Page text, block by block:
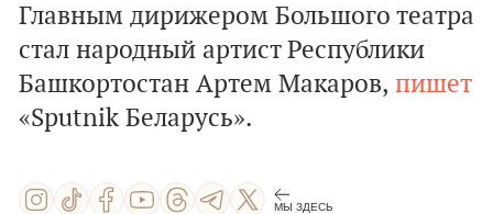
Главным дирижером Большого театра
стал народный артист Республики
Башкортостан Артем Макаров, пишет
«Sputnik Беларусь».
МЫ ЗДЕСЬ